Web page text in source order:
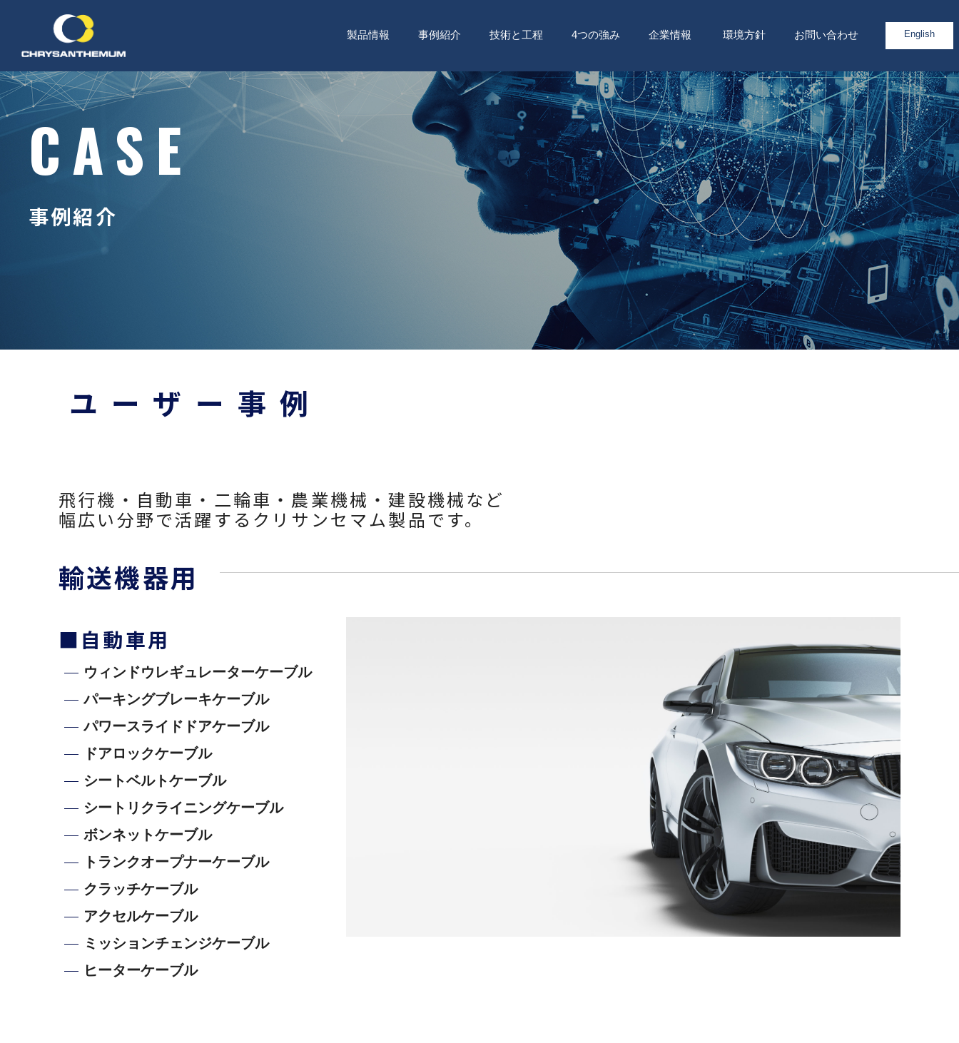
製品情報 事例紹介 技術と工程 4つの強み 企業情報 環境方針 お問い合わせ English
CASE
事例紹介
ユーザー事例
飛行機・自動車・二輪車・農業機械・建設機械など
幅広い分野で活躍するクリサンセマム製品です。
輸送機器用
■自動車用
ウィンドウレギュレーターケーブル
パーキングブレーキケーブル
パワースライドドアケーブル
ドアロックケーブル
シートベルトケーブル
シートリクライニングケーブル
ボンネットケーブル
トランクオープナーケーブル
クラッチケーブル
アクセルケーブル
ミッションチェンジケーブル
ヒーターケーブル